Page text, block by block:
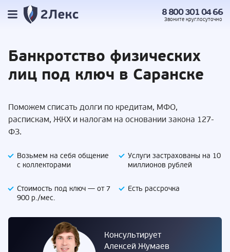
8 800 301 04 66
Звоните круглосуточно
Банкротство физических
лиц под ключ в Саранске
Поможем списать долги по кредитам, МФО,
распискам, ЖКХ и налогам на основании закона 127-
ФЗ.
Возьмем на себя общение
с коллекторами
Услуги застрахованы на 10
миллионов рублей
Стоимость под ключ — от 7
900 р./мес.
Есть рассрочка
Консультирует
Алексей Жумаев